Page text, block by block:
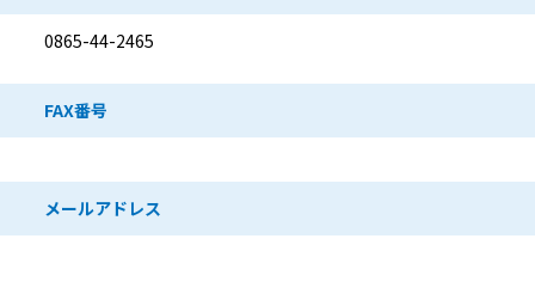
0865-44-2465
FAX番号
メールアドレス